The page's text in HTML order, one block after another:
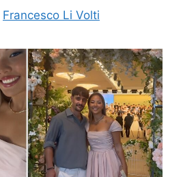
Francesco Li Volti